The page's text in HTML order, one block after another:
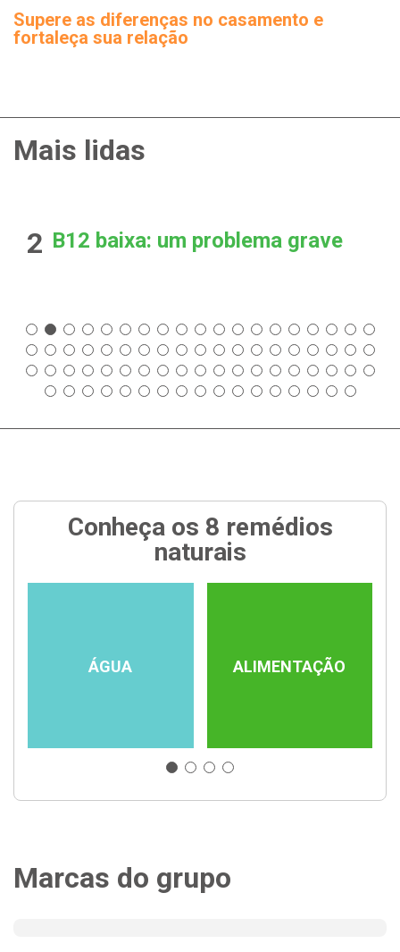
Supere as diferenças no casamento e
fortaleça sua relação
Mais lidas
2 B12 baixa: um problema grave
Conheça os 8 remédios
naturais
ÁGUA ALIMENTAÇÃO
Marcas do grupo